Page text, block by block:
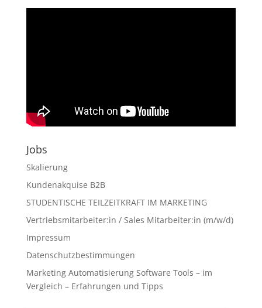
Artikel
Jobs
Skalierung
Kundenakquise B2B
STUDENTISCHE TEILZEITKRAFT IM MARKETING
Vertriebsmitarbeiter:in / Sales Mitarbeiter:in (m/w/d)
Impressum
Datenschutzbestimmungen
Marketing Automatisierung Software Tools – im
Vergleich – Erfahrungen und Tipps